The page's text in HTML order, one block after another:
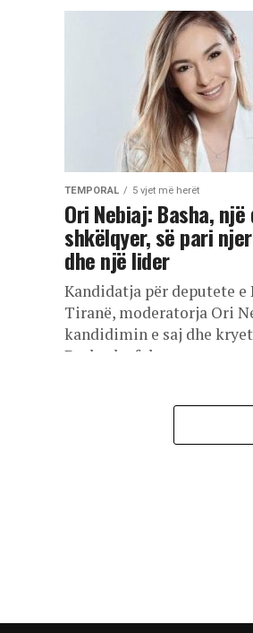
TEMPORAL 5 vjet më herët
Ori Nebiaj: Basha,
shkëlqyer, së pari
dhe një lider
Kandidatja për deputete
Tiranë, moderatorja Ori
kandidimin e saj dhe
Basha, ka folur...